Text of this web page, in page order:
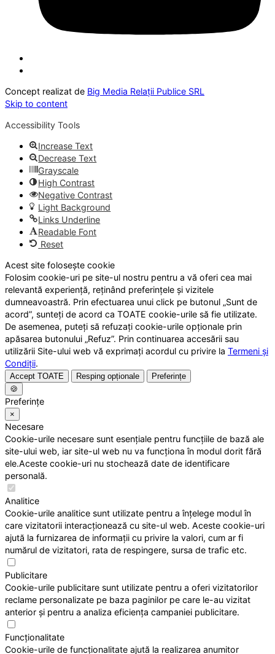
Concept realizat de Big Media Relații Publice SRL
Skip to content
Accessibility Tools
Increase Text
Decrease Text
Grayscale
High Contrast
Negative Contrast
Light Background
Links Underline
Readable Font
Reset
Acest site folosește cookie
Folosim cookie-uri pe site-ul nostru pentru a vă oferi cea mai
relevantă experiență, reținând preferințele și vizitele
dumneavoastră. Prin efectuarea unui click pe butonul „Sunt de
acord”, sunteți de acord ca TOATE cookie-urile să fie utilizate.
De asemenea, puteți să refuzați cookie-urile opționale prin
apăsarea butonului „Refuz”. Prin continuarea accesării sau
utilizării Site-ului web vă exprimați acordul cu privire la Termeni și
Condiții.
Accept TOATE Resping opționale
Preferințe
🍪
Preferințe
×
Necesare
Cookie-urile necesare sunt esențiale pentru funcțiile de bază ale
site-ului web, iar site-ul web nu va funcționa în modul dorit fără
ele.Aceste cookie-uri nu stochează date de identificare
personală.
Analitice
Cookie-urile analitice sunt utilizate pentru a înțelege modul în
care vizitatorii interacționează cu site-ul web. Aceste cookie-uri
ajută la furnizarea de informații cu privire la valori, cum ar fi
numărul de vizitatori, rata de respingere, sursa de trafic etc.
Publicitare
Cookie-urile publicitare sunt utilizate pentru a oferi vizitatorilor
reclame personalizate pe baza paginilor pe care le-au vizitat
anterior și pentru a analiza eficiența campaniei publicitare.
Funcționalitate
Cookie-urile de funcționalitate ajută la realizarea anumitor